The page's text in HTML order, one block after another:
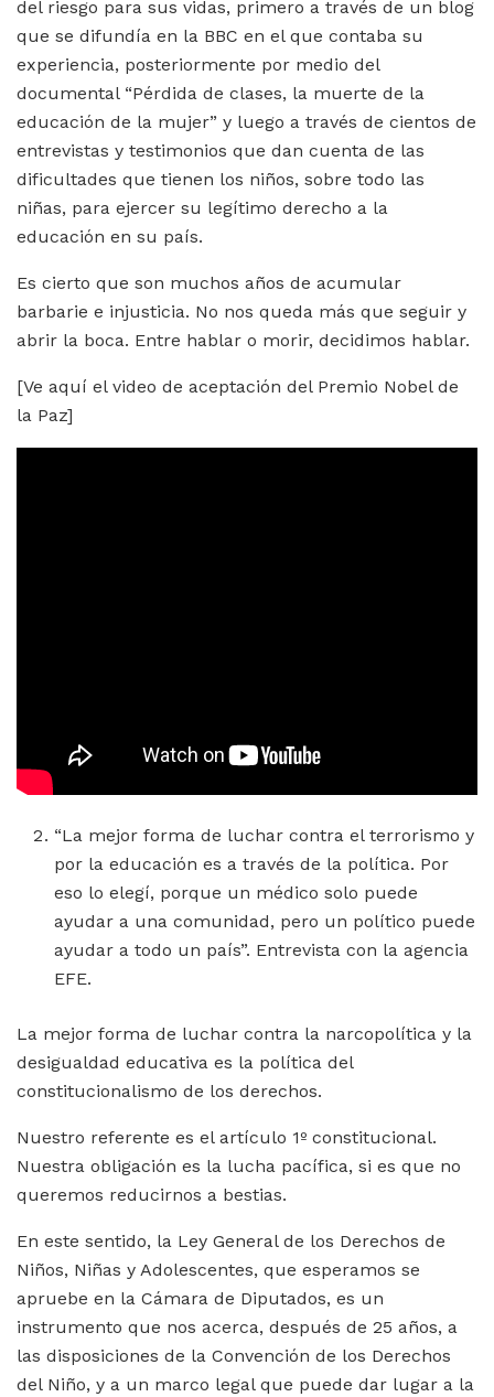
del riesgo para sus vidas, primero a través de un blog
que se difundía en la BBC en el que contaba su
experiencia, posteriormente por medio del
documental “Pérdida de clases, la muerte de la
educación de la mujer” y luego a través de cientos de
entrevistas y testimonios que dan cuenta de las
dificultades que tienen los niños, sobre todo las
niñas, para ejercer su legítimo derecho a la
educación en su país.
Es cierto que son muchos años de acumular
barbarie e injusticia. No nos queda más que seguir y
abrir la boca. Entre hablar o morir, decidimos hablar.
[Ve aquí el video de aceptación del Premio Nobel de
la Paz]
“La mejor forma de luchar contra el terrorismo y
por la educación es a través de la política. Por
eso lo elegí, porque un médico solo puede
ayudar a una comunidad, pero un político puede
ayudar a todo un país”. Entrevista con la agencia
EFE.
La mejor forma de luchar contra la narcopolítica y la
desigualdad educativa es la política del
constitucionalismo de los derechos.
Nuestro referente es el artículo 1º constitucional.
Nuestra obligación es la lucha pacífica, si es que no
queremos reducirnos a bestias.
En este sentido, la Ley General de los Derechos de
Niños, Niñas y Adolescentes, que esperamos se
apruebe en la Cámara de Diputados, es un
instrumento que nos acerca, después de 25 años, a
las disposiciones de la Convención de los Derechos
del Niño, y a un marco legal que puede dar lugar a la